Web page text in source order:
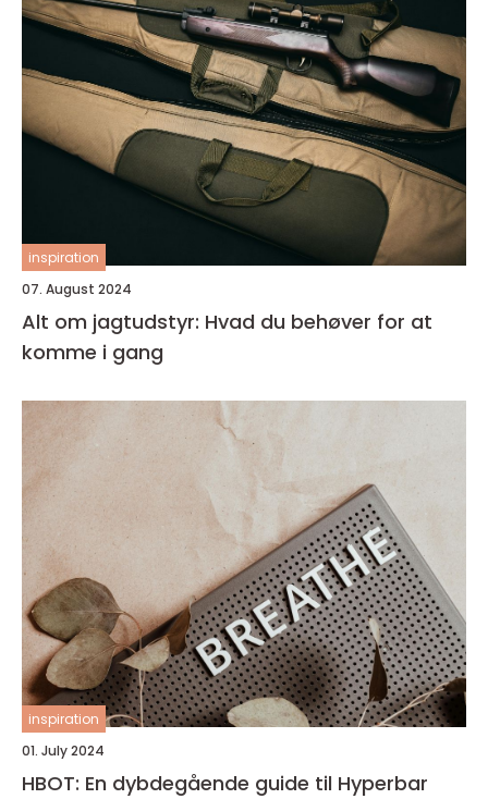
inspiration
07. August 2024
Alt om jagtudstyr: Hvad du behøver for at
komme i gang
inspiration
01. July 2024
HBOT: En dybdegående guide til Hyperbar